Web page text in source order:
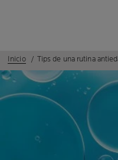
Inicio Tips de una rutina